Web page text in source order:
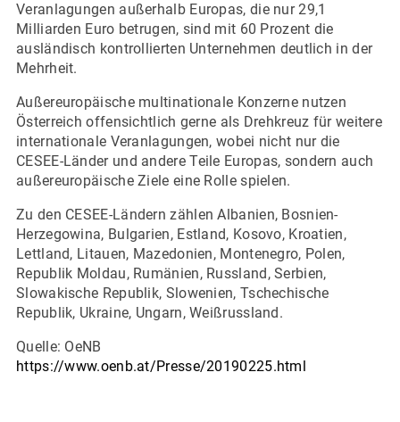
Veranlagungen außerhalb Europas, die nur 29,1
Milliarden Euro betrugen, sind mit 60 Prozent die
ausländisch kontrollierten Unternehmen deutlich in der
Mehrheit.
Außereuropäische multinationale Konzerne nutzen
Österreich offensichtlich gerne als Drehkreuz für weitere
internationale Veranlagungen, wobei nicht nur die
CESEE-Länder und andere Teile Europas, sondern auch
außereuropäische Ziele eine Rolle spielen.
Zu den CESEE-Ländern zählen Albanien, Bosnien-
Herzegowina, Bulgarien, Estland, Kosovo, Kroatien,
Lettland, Litauen, Mazedonien, Montenegro, Polen,
Republik Moldau, Rumänien, Russland, Serbien,
Slowakische Republik, Slowenien, Tschechische
Republik, Ukraine, Ungarn, Weißrussland.
Quelle: OeNB
https://www.oenb.at/Presse/20190225.html